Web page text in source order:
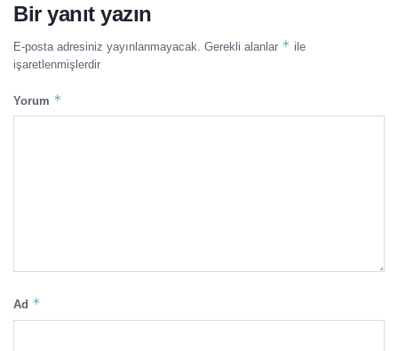
Bir yanıt yazın
E-posta adresiniz yayınlanmayacak. Gerekli alanlar * ile
işaretlenmişlerdir
Yorum *
Ad *